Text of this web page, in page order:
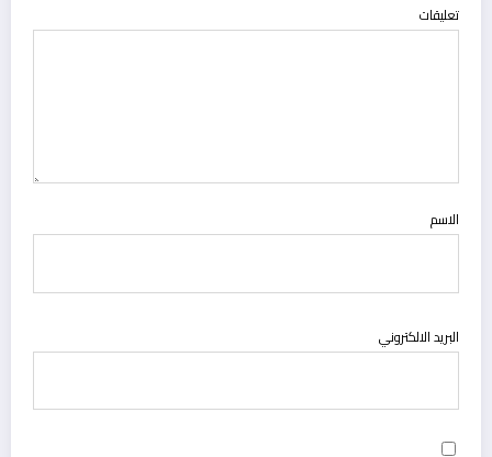
تعليقات
الاسم
البريد الالكتروني